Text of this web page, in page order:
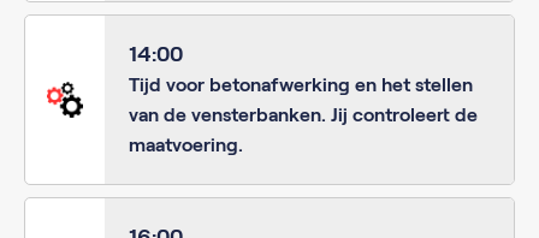
14:00
Tijd voor betonafwerking en het stellen
van de vensterbanken. Jij controleert de
maatvoering.